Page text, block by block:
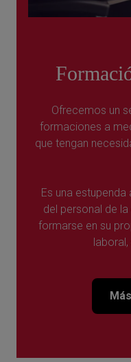
Ofrecemos un
formaciones a
que tengan
Es una
del personal de
formarse en su